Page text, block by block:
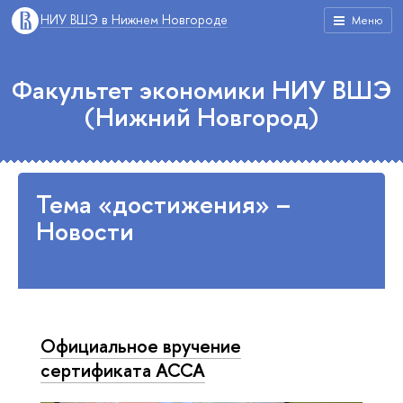
Меню
НИУ ВШЭ в Нижнем Новгороде
Факультет экономики НИУ ВШЭ
(Нижний Новгород)
Тема «достижения» –
Новости
Официальное вручение
сертификата АССА